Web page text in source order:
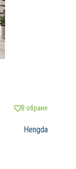
В обране
Hengda